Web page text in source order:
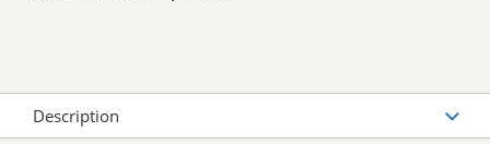
Description